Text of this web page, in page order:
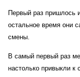
Первый раз пришлось
остальное время они
смены.
В самый первый раз
настолько привыкли к